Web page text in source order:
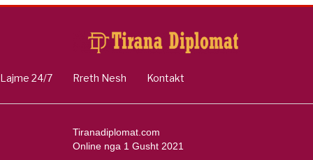
inteligjente izraelite
Lajme 24/7 Rreth Nesh Kontakt
Tiranadiplomat.com
Online nga 1 Gusht 2021